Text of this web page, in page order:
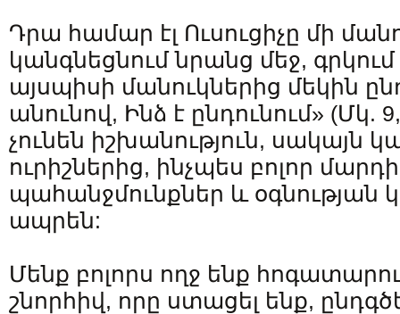
Դրա համար էլ Ուսուցիչը մի
կանգնեցնում նրանց մեջ,
այսպիսի մանուկներից մեկին
անունով, Ինձ է ընդունում» (Մկ.
չունեն իշխանություն, սակայն
ուրիշներից, ինչպես բոլոր
պահանջմունքներ և օգնության
ապրեն:
Մենք բոլորս ողջ ենք
շնորհիվ, որը ստացել ենք,